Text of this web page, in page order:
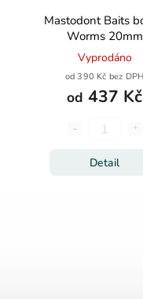
Mastodont Baits
Worms 20mm
Vyprodáno
od 390 Kč bez DPH
od 437 Kč
Detail